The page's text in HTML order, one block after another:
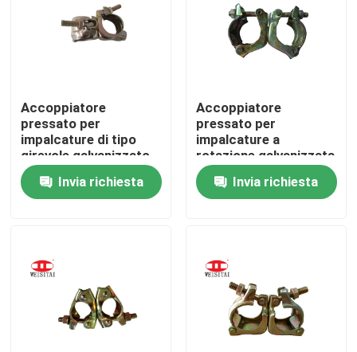
Controllo di qualità
Notizie
Casi
Parti dell'armatura della struttura
Ring Lock Scaffolding Parts
Accoppiatore
pressato per
impalcature di tipo
girevole galvanizzato
3 mm
Invia richiesta
Accoppiatore
pressato per
impalcature a
rotazione galvanizzata
elettrica da 3 mm
Invia richiesta